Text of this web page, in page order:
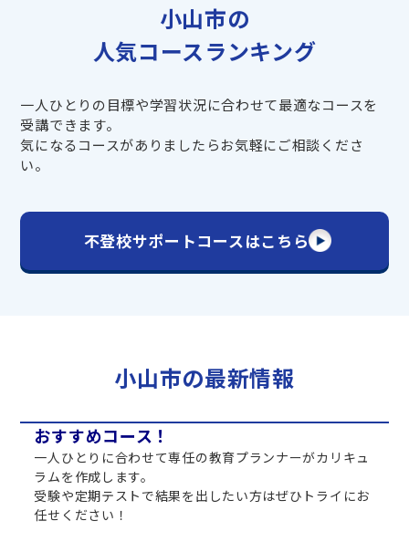
小山市の
人気コースランキング
一人ひとりの目標や学習状況に合わせて最適なコースを
受講できます。
気になるコースがありましたらお気軽にご相談くださ
い。
不登校サポートコースはこちら
小山市の最新情報
おすすめコース！
一人ひとりに合わせて専任の教育プランナーがカリキュ
ラムを作成します。
受験や定期テストで結果を出したい方はぜひトライにお
任せください！